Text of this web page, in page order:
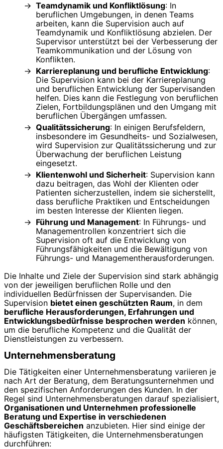
Teamdynamik und Konfliktlösung: In
beruflichen Umgebungen, in denen Teams
arbeiten, kann die Supervision auch auf
Teamdynamik und Konfliktlösung abzielen. Der
Supervisor unterstützt bei der Verbesserung der
Teamkommunikation und der Lösung von
Konflikten.
Karriereplanung und berufliche Entwicklung:
Die Supervision kann bei der Karriereplanung
und beruflichen Entwicklung der Supervisanden
helfen. Dies kann die Festlegung von beruflichen
Zielen, Fortbildungsplänen und den Umgang mit
beruflichen Übergängen umfassen.
Qualitätssicherung: In einigen Berufsfeldern,
insbesondere im Gesundheits- und Sozialwesen,
wird Supervision zur Qualitätssicherung und zur
Überwachung der beruflichen Leistung
eingesetzt.
Klientenwohl und Sicherheit: Supervision kann
dazu beitragen, das Wohl der Klienten oder
Patienten sicherzustellen, indem sie sicherstellt,
dass berufliche Praktiken und Entscheidungen
im besten Interesse der Klienten liegen.
Führung und Management: In Führungs- und
Managementrollen konzentriert sich die
Supervision oft auf die Entwicklung von
Führungsfähigkeiten und die Bewältigung von
Führungs- und Managementherausforderungen.
Die Inhalte und Ziele der Supervision sind stark abhängig
von der jeweiligen beruflichen Rolle und den
individuellen Bedürfnissen der Supervisanden. Die
Supervision bietet einen geschützten Raum, in dem
berufliche Herausforderungen, Erfahrungen und
Entwicklungsbedürfnisse besprochen werden können,
um die berufliche Kompetenz und die Qualität der
Dienstleistungen zu verbessern.
Unternehmensberatung
Die Tätigkeiten einer Unternehmensberatung variieren je
nach Art der Beratung, dem Beratungsunternehmen und
den spezifischen Anforderungen des Kunden. In der
Regel sind Unternehmensberatungen darauf spezialisiert,
Organisationen und Unternehmen professionelle
Beratung und Expertise in verschiedenen
Geschäftsbereichen anzubieten. Hier sind einige der
häufigsten Tätigkeiten, die Unternehmensberatungen
durchführen: